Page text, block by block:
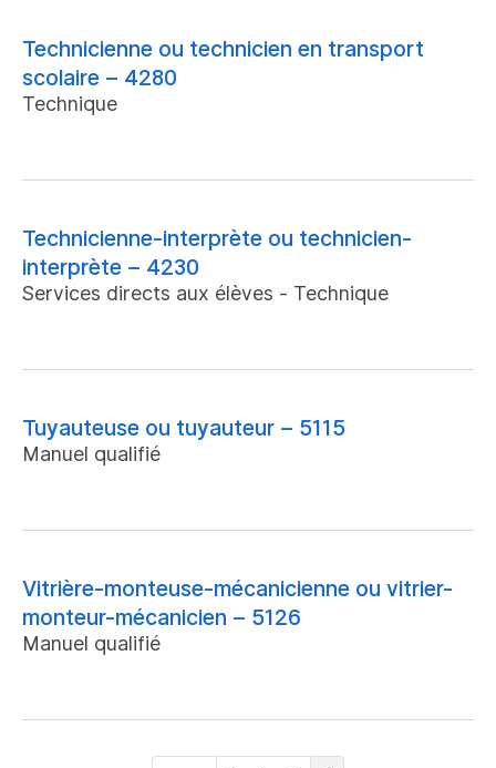
Technicienne ou technicien en transport
scolaire – 4280
Technique
Technicienne-interprète ou technicien-
interprète – 4230
Services directs aux élèves - Technique
Tuyauteuse ou tuyauteur – 5115
Manuel qualifié
Vitrière-monteuse-mécanicienne ou vitrier-
monteur-mécanicien – 5126
Manuel qualifié